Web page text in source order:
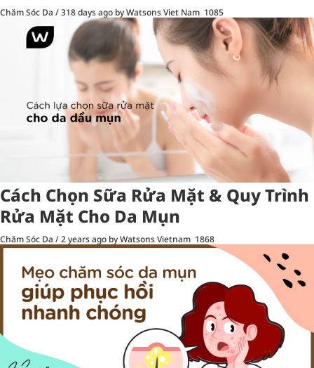
Chăm Sóc Da /318 days ago by Watsons Viet Nam 1085
Cách Chọn Sữa Rửa Mặt & Quy Trình
Rửa Mặt Cho Da Mụn
Chăm Sóc Da /2 years ago by Watsons Vietnam 1868